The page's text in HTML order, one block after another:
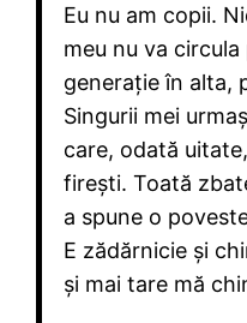
Eu nu am copii.
meu nu va
generație în alta,
Singurii mei
care, odată
firești. Toată
a spune o
E zădărnicie și
și mai tare mă